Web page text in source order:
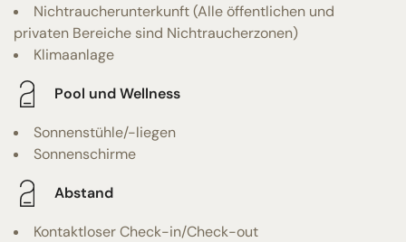
Nichtraucherunterkunft (Alle öffentlichen und
privaten Bereiche sind Nichtraucherzonen)
Klimaanlage
Pool und Wellness
Sonnenstühle/-liegen
Sonnenschirme
Abstand
Kontaktloser Check-in/Check-out